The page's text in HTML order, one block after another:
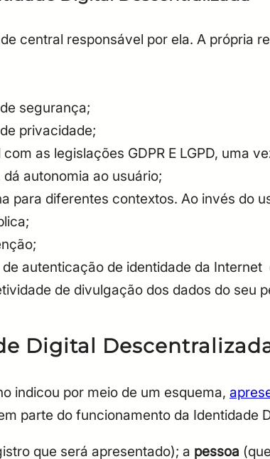
central responsável por ela. A própria
segurança;
privacidade;
as legislações GDPR E LGPD, uma
autonomia ao usuário;
para diferentes contextos. Ao invés do
autenticação de identidade da
de divulgação dos dados do seu
Digital
indicou por meio de um esquema,
parte do funcionamento da Identidade
que será apresentado); a pessoa